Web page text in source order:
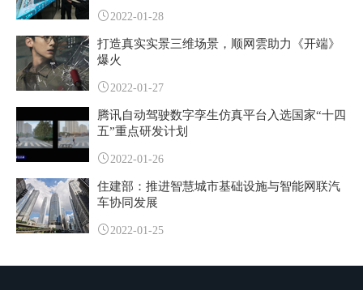
2022-01-28
打造真实实景三维场景，顺网雲助力《开端》
爆火
2022-01-27
腾讯自动驾驶数字孪生仿真平台入选国家“十四
五”重点研发计划
2022-01-26
住建部：推进智慧城市基础设施与智能网联汽
车协同发展
2022-01-25